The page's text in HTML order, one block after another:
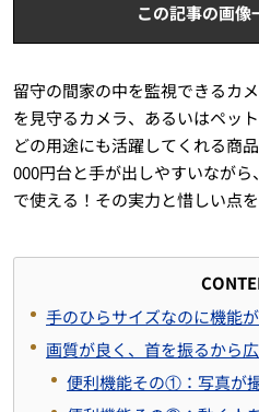
この記事の画像
留守の間家の中を監視できるカ
を見守るカメラ、あるいはペッ
どの用途にも活躍してくれる商
000円台と手が出しやすいなが
で使える！その実力と惜しい点を
手のひらサイズなのに機能
画質が良く、首を振るから
便利機能その①：写真が